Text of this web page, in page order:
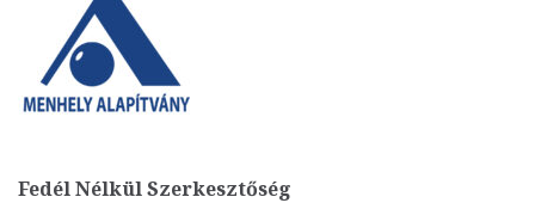
Fedél Nélkül Szerkesztőség